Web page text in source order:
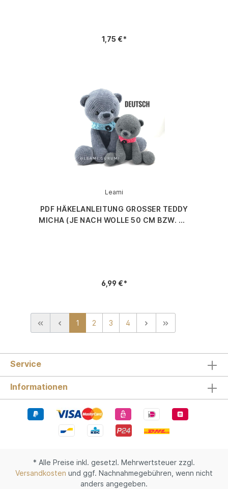
1,75 €*
Leami
PDF HÄKELANLEITUNG GROSSER TEDDY M
ICHA (JE NACH WOLLE 50 CM BZW. 30 C
6,99 €*
1 2 3 4
Service
Informationen
* Alle Preise inkl. gesetzl. Mehrwertsteuer zzgl.
Versandkosten und ggf. Nachnahmegebühren, wenn nicht
anders angegeben.